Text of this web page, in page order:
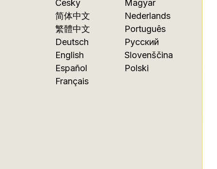
Česky
简体中文
繁體中文
Deutsch
English
Español
Français
Magyar
Nederlands
Português
Русский
Slovenščina
Polski